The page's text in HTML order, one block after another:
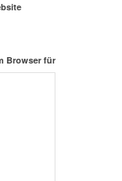
Browser für